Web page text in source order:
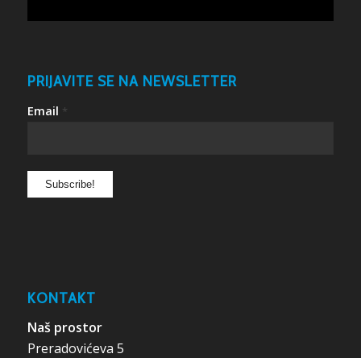
PRIJAVITE SE NA NEWSLETTER
Email *
KONTAKT
Naš prostor
Preradovićeva 5